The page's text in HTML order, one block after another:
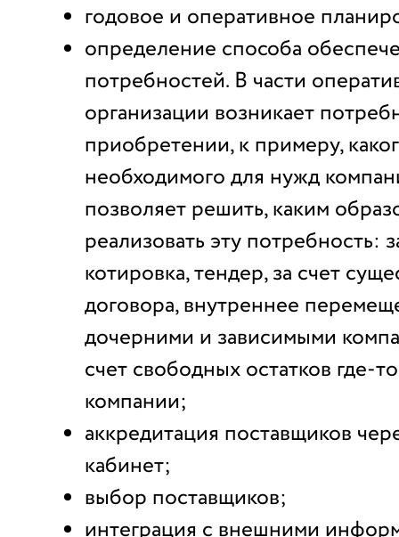
годовое и оперативное
определение способа
потребностей. В части
организации возникает
приобретении, к примеру,
необходимого для нужд
позволяет решить, каким
реализовать эту потребность:
котировка, тендер, за счет
договора, внутреннее
дочерними и зависимыми
счет свободных остатков где-
компании;
аккредитация поставщиков
кабинет;
выбор поставщиков;
интеграция с внешними